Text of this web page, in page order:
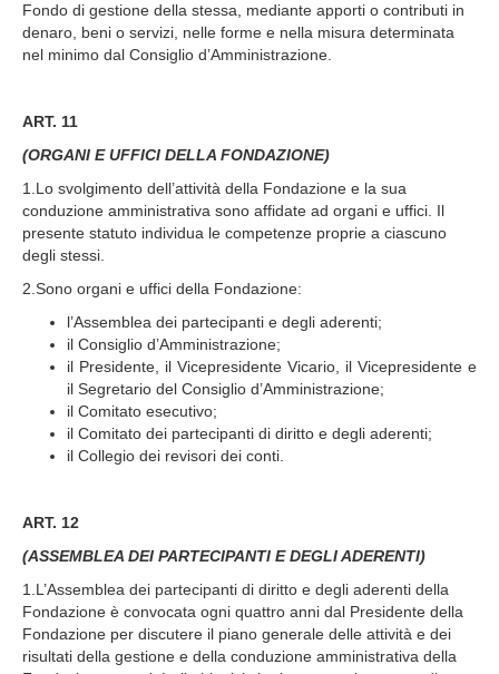
Fondo di gestione della stessa, mediante apporti o contributi in
denaro, beni o servizi, nelle forme e nella misura determinata
nel minimo dal Consiglio d’Amministrazione.
ART. 11
(ORGANI E UFFICI DELLA FONDAZIONE)
1.Lo svolgimento dell’attività della Fondazione e la sua
conduzione amministrativa sono affidate ad organi e uffici. Il
presente statuto individua le competenze proprie a ciascuno
degli stessi.
2.Sono organi e uffici della Fondazione:
l’Assemblea dei partecipanti e degli aderenti;
il Consiglio d’Amministrazione;
il Presidente, il Vicepresidente Vicario, il Vicepresidente e
il Segretario del Consiglio d’Amministrazione;
il Comitato esecutivo;
il Comitato dei partecipanti di diritto e degli aderenti;
il Collegio dei revisori dei conti.
ART. 12
(ASSEMBLEA DEI PARTECIPANTI E DEGLI ADERENTI)
1.L’Assemblea dei partecipanti di diritto e degli aderenti della
Fondazione è convocata ogni quattro anni dal Presidente della
Fondazione per discutere il piano generale delle attività e dei
risultati della gestione e della conduzione amministrativa della